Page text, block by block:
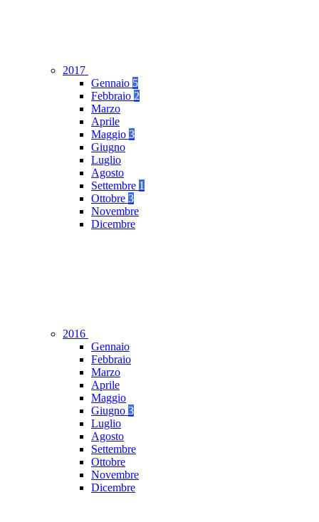
2017
Gennaio 5
Febbraio 2
Marzo
Aprile
Maggio 3
Giugno
Luglio
Agosto
Settembre 1
Ottobre 3
Novembre
Dicembre
2016
Gennaio
Febbraio
Marzo
Aprile
Maggio
Giugno 3
Luglio
Agosto
Settembre
Ottobre
Novembre
Dicembre